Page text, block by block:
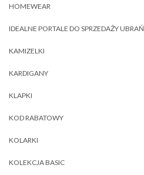
HOMEWEAR
IDEALNE PORTALE DO SPRZEDAŻY UBRAŃ
KAMIZELKI
KARDIGANY
KLAPKI
KOD RABATOWY
KOLARKI
KOLEKCJA BASIC